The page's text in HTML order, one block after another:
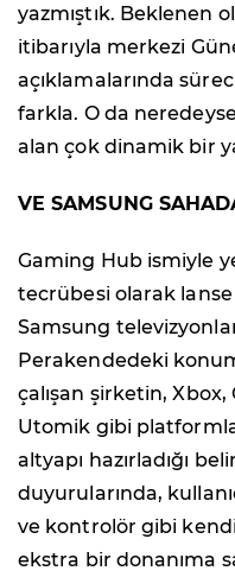
yazmıştık. Beklenen
itibarıyla merkezi
açıklamalarında
farkla. O da
alan çok dinamik bir
VE SAMSUNG
Gaming Hub ismiyle
tecrübesi olarak
Samsung
Perakendedeki
çalışan şirketin, Xbox,
Utomik gibi
altyapı hazırladığı
duyurularında,
ve kontrolör gibi
ekstra bir donanıma